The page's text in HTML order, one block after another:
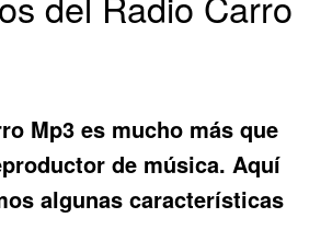
Mp3 es mucho más que
de música. Aquí
algunas características